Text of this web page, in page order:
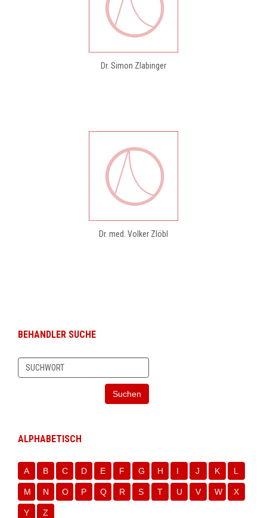
Dr. Simon Zlabinger
Dr. med. Volker Zlöbl
BEHANDLER SUCHE
Suchen
ALPHABETISCH
A B C D E F G H I J K L
M N O P Q R S T U V W X
Y Z